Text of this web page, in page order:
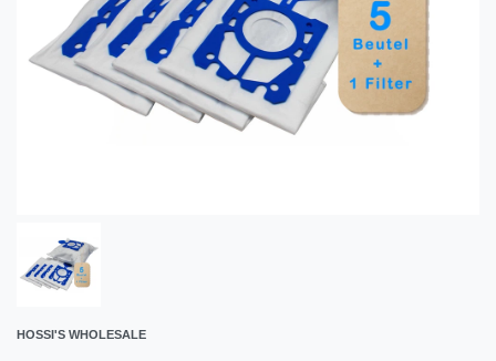
HOSSI'S WHOLESALE